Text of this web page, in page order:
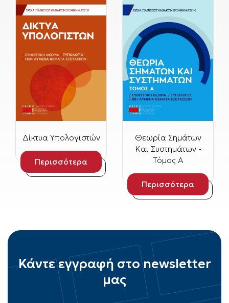
Δίκτυα Υπολογιστών
Περισσότερα
Θεωρία Σημάτων
Και Συστημάτων -
Τόμος Α
Περισσότερα
Κάντε εγγραφή στο newsletter
μας